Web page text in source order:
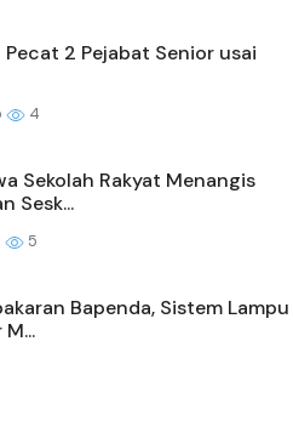
2 Pejabat Senior usai
4
Sekolah Rakyat Menangis
Sesk...
5
Bapenda, Sistem Lampu